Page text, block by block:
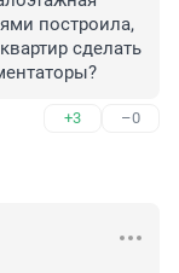
построила,
сделать
+3 –0